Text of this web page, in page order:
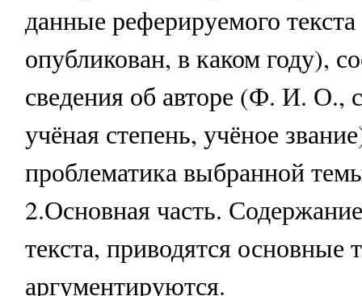
данные реферируемого текста
опубликован, в каком году),
сведения об авторе (Ф. И. О.,
учёная степень, учёное
проблематика выбранной
2.Основная часть.
текста, приводятся основные
аргументируются.